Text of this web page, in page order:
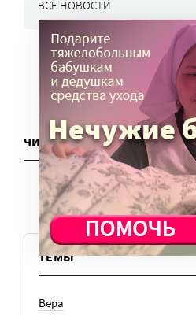
ВСЕ НОВОСТИ
ЧИТАТЬ ЕЩЕ
ТЕМЫ
Вера